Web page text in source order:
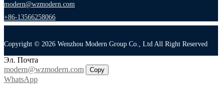
modern@wzmodern.com
+86-13566258066
Copyright © 2026 Wenzhou Modern Group Co., Ltd All Right Reserved
Эл. Почта
modern@wzmodern.com
Copy
WhatsApp